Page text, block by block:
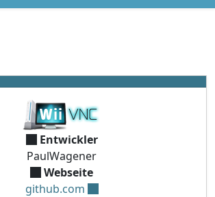
Entwickler
PaulWagener
Webseite
github.com